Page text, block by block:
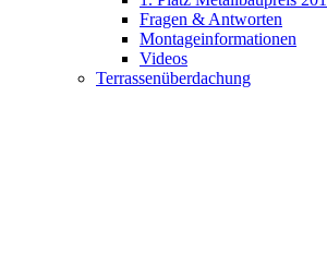
Fragen & Antworten
Montageinformationen
Videos
Terrassenüberdachung